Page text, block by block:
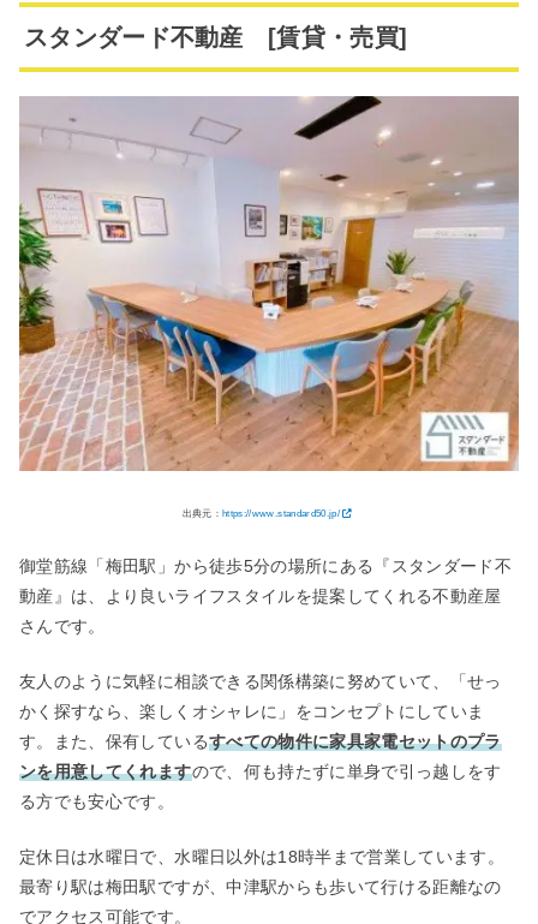
スタンダード不動産 [賃貸・売買]
出典元： https://www.standard50.jp/
御堂筋線「梅田駅」から徒歩5分の場所にある『スタンダード不
動産』は、より良いライフスタイルを提案してくれる不動産屋
さんです。
友人のように気軽に相談できる関係構築に努めていて、「せっ
かく探すなら、楽しくオシャレに」をコンセプトにしていま
す。また、保有しているすべての物件に家具家電セットのプラ
ンを用意してくれますので、何も持たずに単身で引っ越しをす
る方でも安心です。
定休日は水曜日で、水曜日以外は18時半まで営業しています。
最寄り駅は梅田駅ですが、中津駅からも歩いて行ける距離なの
でアクセス可能です。